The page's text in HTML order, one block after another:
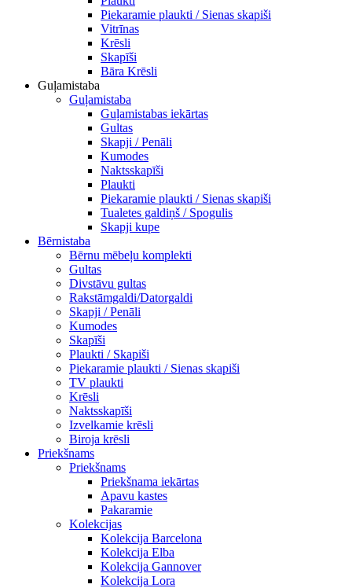
Piekaramie plaukti / Sienas skapiši
Vitrīnas
Krēsli
Skapīši
Bāra Krēsli
Guļamistaba
Guļamistaba
Guļamistabas iekārtas
Gultas
Skapji / Penāli
Kumodes
Naktsskapīši
Plaukti
Piekaramie plaukti / Sienas skapiši
Tualetes galdiņš / Spogulis
Skapji kupe
Bērnistaba
Bērnu mēbeļu komplekti
Gultas
Divstāvu gultas
Rakstāmgaldi/Datorgaldi
Skapji / Penāli
Kumodes
Skapīši
Plaukti / Skapiši
Piekaramie plaukti / Sienas skapiši
TV plaukti
Krēsli
Naktsskapīši
Izvelkamie krēsli
Biroja krēsli
Priekšnams
Priekšnams
Priekšnama iekārtas
Apavu kastes
Pakaramie
Kolekcijas
Kolekcija Barcelona
Kolekcija Elba
Kolekcija Gannover
Kolekcija Lora